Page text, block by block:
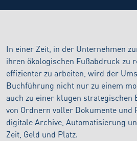
In einer Zeit, in der Unternehmen
ihren ökologischen Fußabdruck zu
effizienter zu arbeiten, wird der
Buchführung nicht nur zu einem
auch zu einer klugen strategischen
von Ordnern voller Dokumente und
digitale Archive, Automatisierung
Zeit, Geld und Platz.